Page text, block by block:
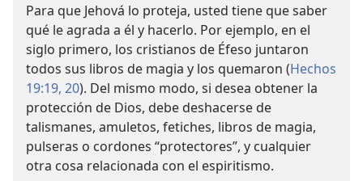
Para que Jehová lo proteja, usted tiene que saber
qué le agrada a él y hacerlo. Por ejemplo, en el
siglo primero, los cristianos de Éfeso juntaron
todos sus libros de magia y los quemaron (Hechos
19:19, 20). Del mismo modo, si desea obtener la
protección de Dios, debe deshacerse de
talismanes, amuletos, fetiches, libros de magia,
pulseras o cordones “protectores”, y cualquier
otra cosa relacionada con el espiritismo.